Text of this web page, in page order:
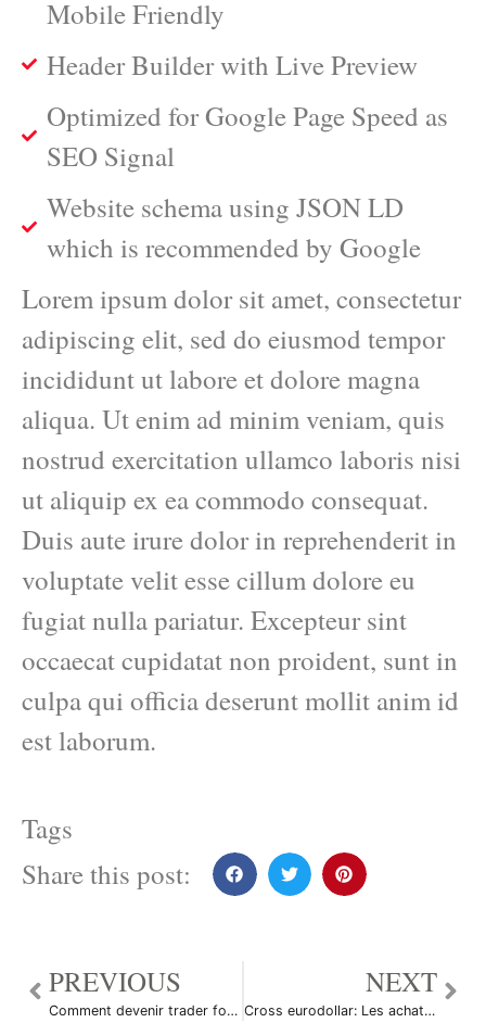
Mobile Friendly
Header Builder with Live Preview
Optimized for Google Page Speed as
SEO Signal
Website schema using JSON LD
which is recommended by Google
Lorem ipsum dolor sit amet, consectetur
adipiscing elit, sed do eiusmod tempor
incididunt ut labore et dolore magna
aliqua. Ut enim ad minim veniam, quis
nostrud exercitation ullamco laboris nisi
ut aliquip ex ea commodo consequat.
Duis aute irure dolor in reprehenderit in
voluptate velit esse cillum dolore eu
fugiat nulla pariatur. Excepteur sint
occaecat cupidatat non proident, sunt in
culpa qui officia deserunt mollit anim id
est laborum.
Tags
Share this post:
PREVIOUS
Comment devenir trader forex à partir de chez soi?
NEXT
Cross eurodollar: Les achats à court terme semblent payants